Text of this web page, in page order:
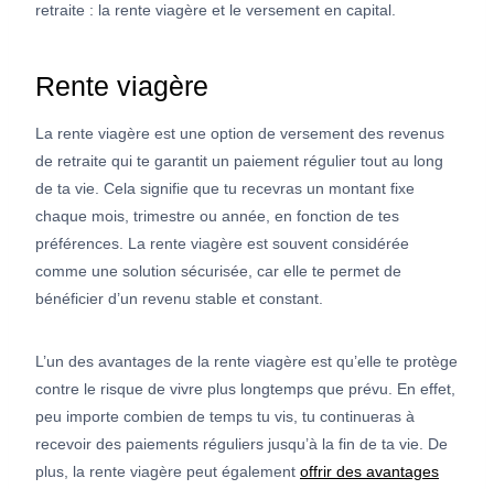
retraite : la rente viagère et le versement en capital.
Rente viagère
La rente viagère est une option de versement des revenus
de retraite qui te garantit un paiement régulier tout au long
de ta vie. Cela signifie que tu recevras un montant fixe
chaque mois, trimestre ou année, en fonction de tes
préférences. La rente viagère est souvent considérée
comme une solution sécurisée, car elle te permet de
bénéficier d’un revenu stable et constant.
L’un des avantages de la rente viagère est qu’elle te protège
contre le risque de vivre plus longtemps que prévu. En effet,
peu importe combien de temps tu vis, tu continueras à
recevoir des paiements réguliers jusqu’à la fin de ta vie. De
plus, la rente viagère peut également offrir des avantages